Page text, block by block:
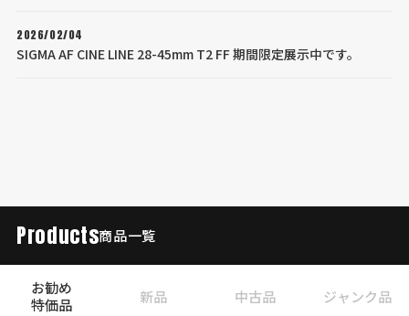
2026/02/04
SIGMA AF CINE LINE 28-45mm T2 FF 期間限定展示中です。
Products商品一覧
お勧め
特価品
新品 中古品 ジャンク品